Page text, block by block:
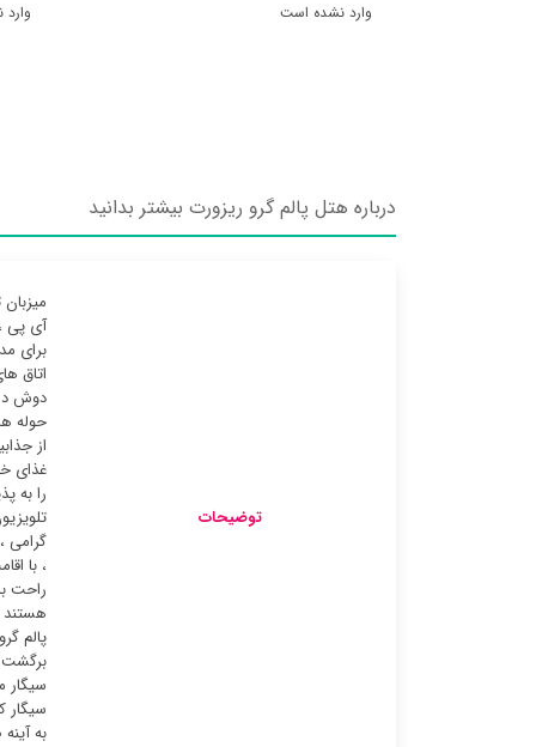
وارد نشده است
درباره هتل پالم گرو ریزورت بیشتر بدانید
توضیحات
آی پی
برای
اتاق
دوش
حوله
از
غذای
را به
گرامی
، با
راحت
هستند
پالم
برگشت
سیگار
سیگار
به